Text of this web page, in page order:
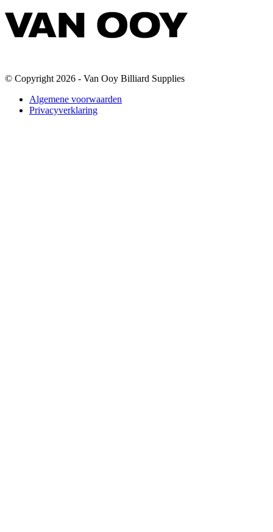
© Copyright 2026 - Van Ooy Billiard Supplies
Algemene voorwaarden
Privacyverklaring